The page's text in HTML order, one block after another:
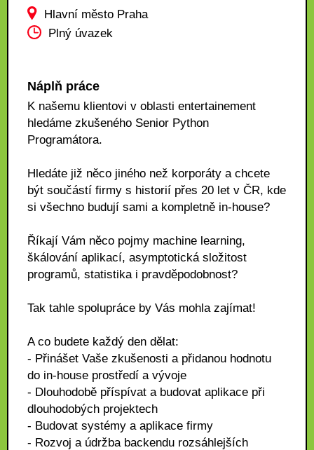
Hlavní město Praha
Plný úvazek
Náplň práce
K našemu klientovi v oblasti entertainement
hledáme zkušeného Senior Python
Programátora.
Hledáte již něco jiného než korporáty a chcete
být součástí firmy s historií přes 20 let v ČR, kde
si všechno budují sami a kompletně in-house?
Říkají Vám něco pojmy machine learning,
škálování aplikací, asymptotická složitost
programů, statistika i pravděpodobnost?
Tak tahle spolupráce by Vás mohla zajímat!
A co budete každý den dělat:
- Přinášet Vaše zkušenosti a přidanou hodnotu
do in-house prostředí a vývoje
- Dlouhodobě příspívat a budovat aplikace při
dlouhodobých projektech
- Budovat systémy a aplikace firmy
- Rozvoj a údržba backendu rozsáhlejších